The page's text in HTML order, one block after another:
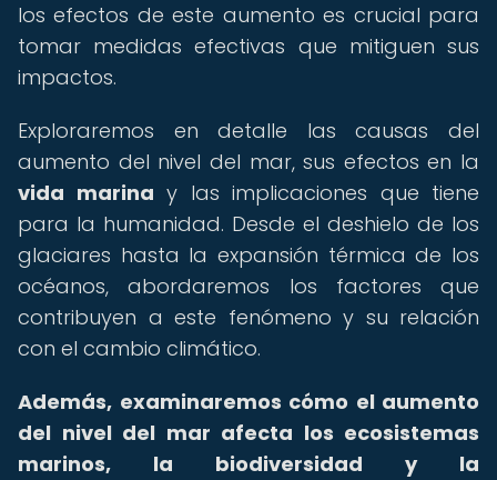
los efectos de este aumento es crucial para
tomar medidas efectivas que mitiguen sus
impactos.
Exploraremos en detalle las causas del
aumento del nivel del mar, sus efectos en la
vida marina y las implicaciones que tiene
para la humanidad. Desde el deshielo de los
glaciares hasta la expansión térmica de los
océanos, abordaremos los factores que
contribuyen a este fenómeno y su relación
con el cambio climático.
Además, examinaremos cómo el aumento
del nivel del mar afecta los ecosistemas
marinos, la biodiversidad y la